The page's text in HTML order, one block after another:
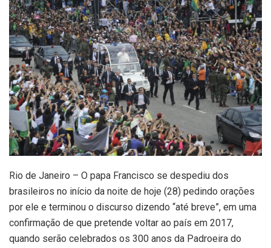
Rio de Janeiro – O papa Francisco se despediu dos
brasileiros no início da noite de hoje (28) pedindo orações
por ele e terminou o discurso dizendo “até breve”, em uma
confirmação de que pretende voltar ao país em 2017,
quando serão celebrados os 300 anos da Padroeira do